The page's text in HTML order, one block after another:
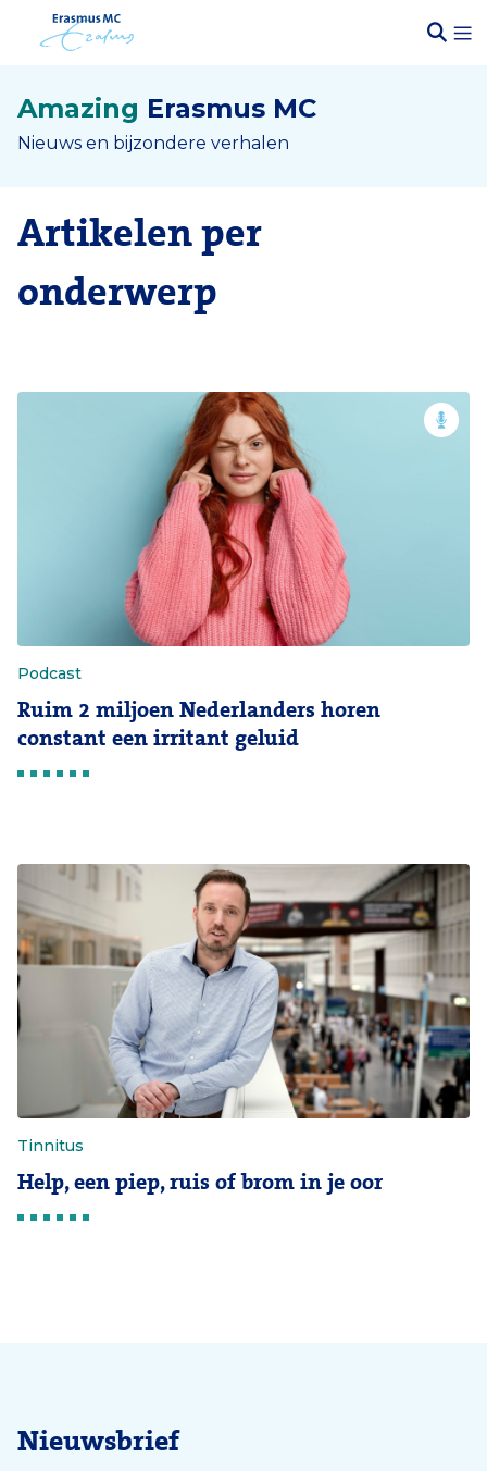
Amazing Erasmus MC
Nieuws en bijzondere verhalen
Artikelen per
onderwerp
Podcast
Ruim 2 miljoen Nederlanders horen
constant een irritant geluid
Tinnitus
Help, een piep, ruis of brom in je oor
Nieuwsbrief